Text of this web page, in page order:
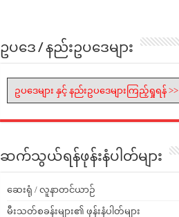
ဥပဒေ / နည်းဥပဒေများ
ဥပဒေများ နှင့် နည်းဥပဒေများကြည့်ရှုရန် >>
ဆက်သွယ်ရန်ဖုန်းနံပါတ်များ
ဆေးရုံ / လူနာတင်ယာဉ်
မီးသတ်စခန်းများ၏ ဖုန်းနံပါတ်များ